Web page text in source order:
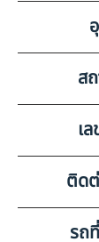
มีรอยขีดข่ว
วิทยุ ลำ
ส
เ
69-
ติด
เบอร์ติด
รถ